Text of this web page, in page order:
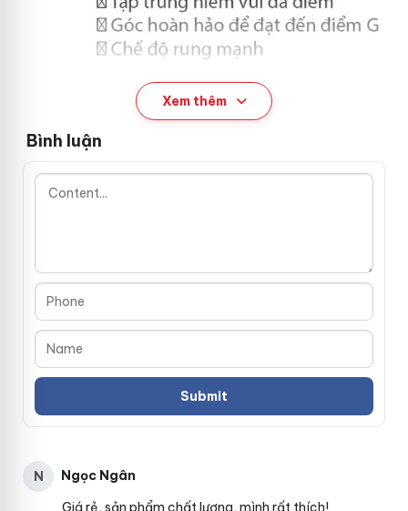
Xem thêm
Bình luận
N
Ngọc Ngân
Giá rẻ, sản phẩm chất lượng, mình rất thích!